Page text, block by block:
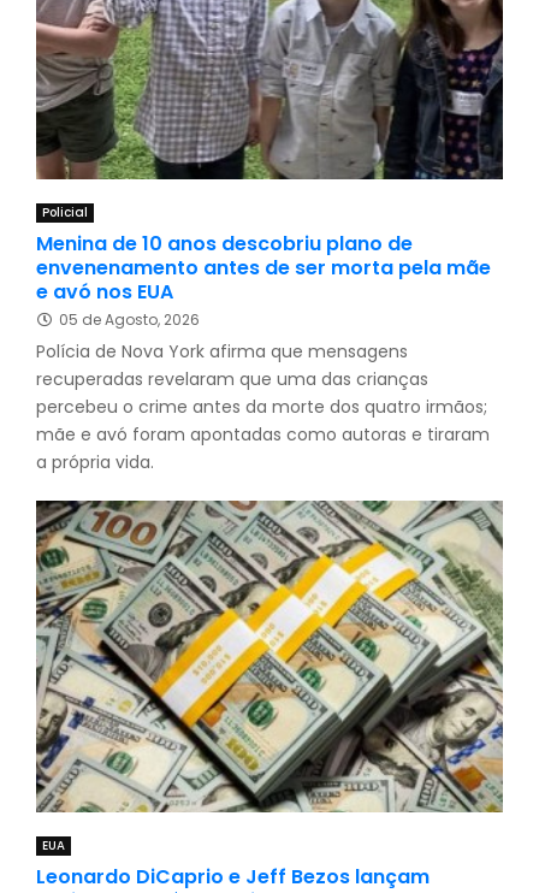
Policial
Menina de 10 anos descobriu plano de
envenenamento antes de ser morta pela mãe
e avó nos EUA
05 de Agosto, 2026
Polícia de Nova York afirma que mensagens
recuperadas revelaram que uma das crianças
percebeu o crime antes da morte dos quatro irmãos;
mãe e avó foram apontadas como autoras e tiraram
a própria vida.
EUA
Leonardo DiCaprio e Jeff Bezos lançam